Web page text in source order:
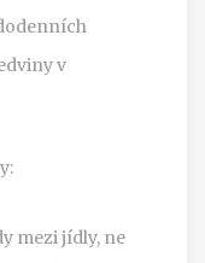
v
mezi jídly, ne